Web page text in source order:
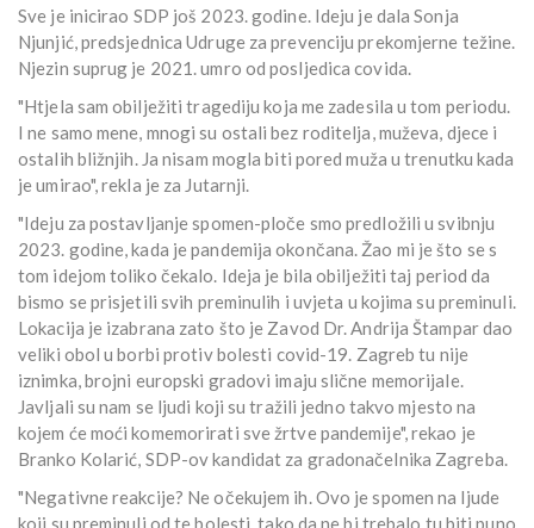
Sve je inicirao SDP još 2023. godine. Ideju je dala Sonja
Njunjić, predsjednica Udruge za prevenciju prekomjerne težine.
Njezin suprug je 2021. umro od posljedica covida.
"Htjela sam obilježiti tragediju koja me zadesila u tom periodu.
I ne samo mene, mnogi su ostali bez roditelja, muževa, djece i
ostalih bližnjih. Ja nisam mogla biti pored muža u trenutku kada
je umirao", rekla je za Jutarnji.
"Ideju za postavljanje spomen-ploče smo predložili u svibnju
2023. godine, kada je pandemija okončana. Žao mi je što se s
tom idejom toliko čekalo. Ideja je bila obilježiti taj period da
bismo se prisjetili svih preminulih i uvjeta u kojima su preminuli.
Lokacija je izabrana zato što je Zavod Dr. Andrija Štampar dao
veliki obol u borbi protiv bolesti covid-19. Zagreb tu nije
iznimka, brojni europski gradovi imaju slične memorijale.
Javljali su nam se ljudi koji su tražili jedno takvo mjesto na
kojem će moći komemorirati sve žrtve pandemije", rekao je
Branko Kolarić, SDP-ov kandidat za gradonačelnika Zagreba.
"Negativne reakcije? Ne očekujem ih. Ovo je spomen na ljude